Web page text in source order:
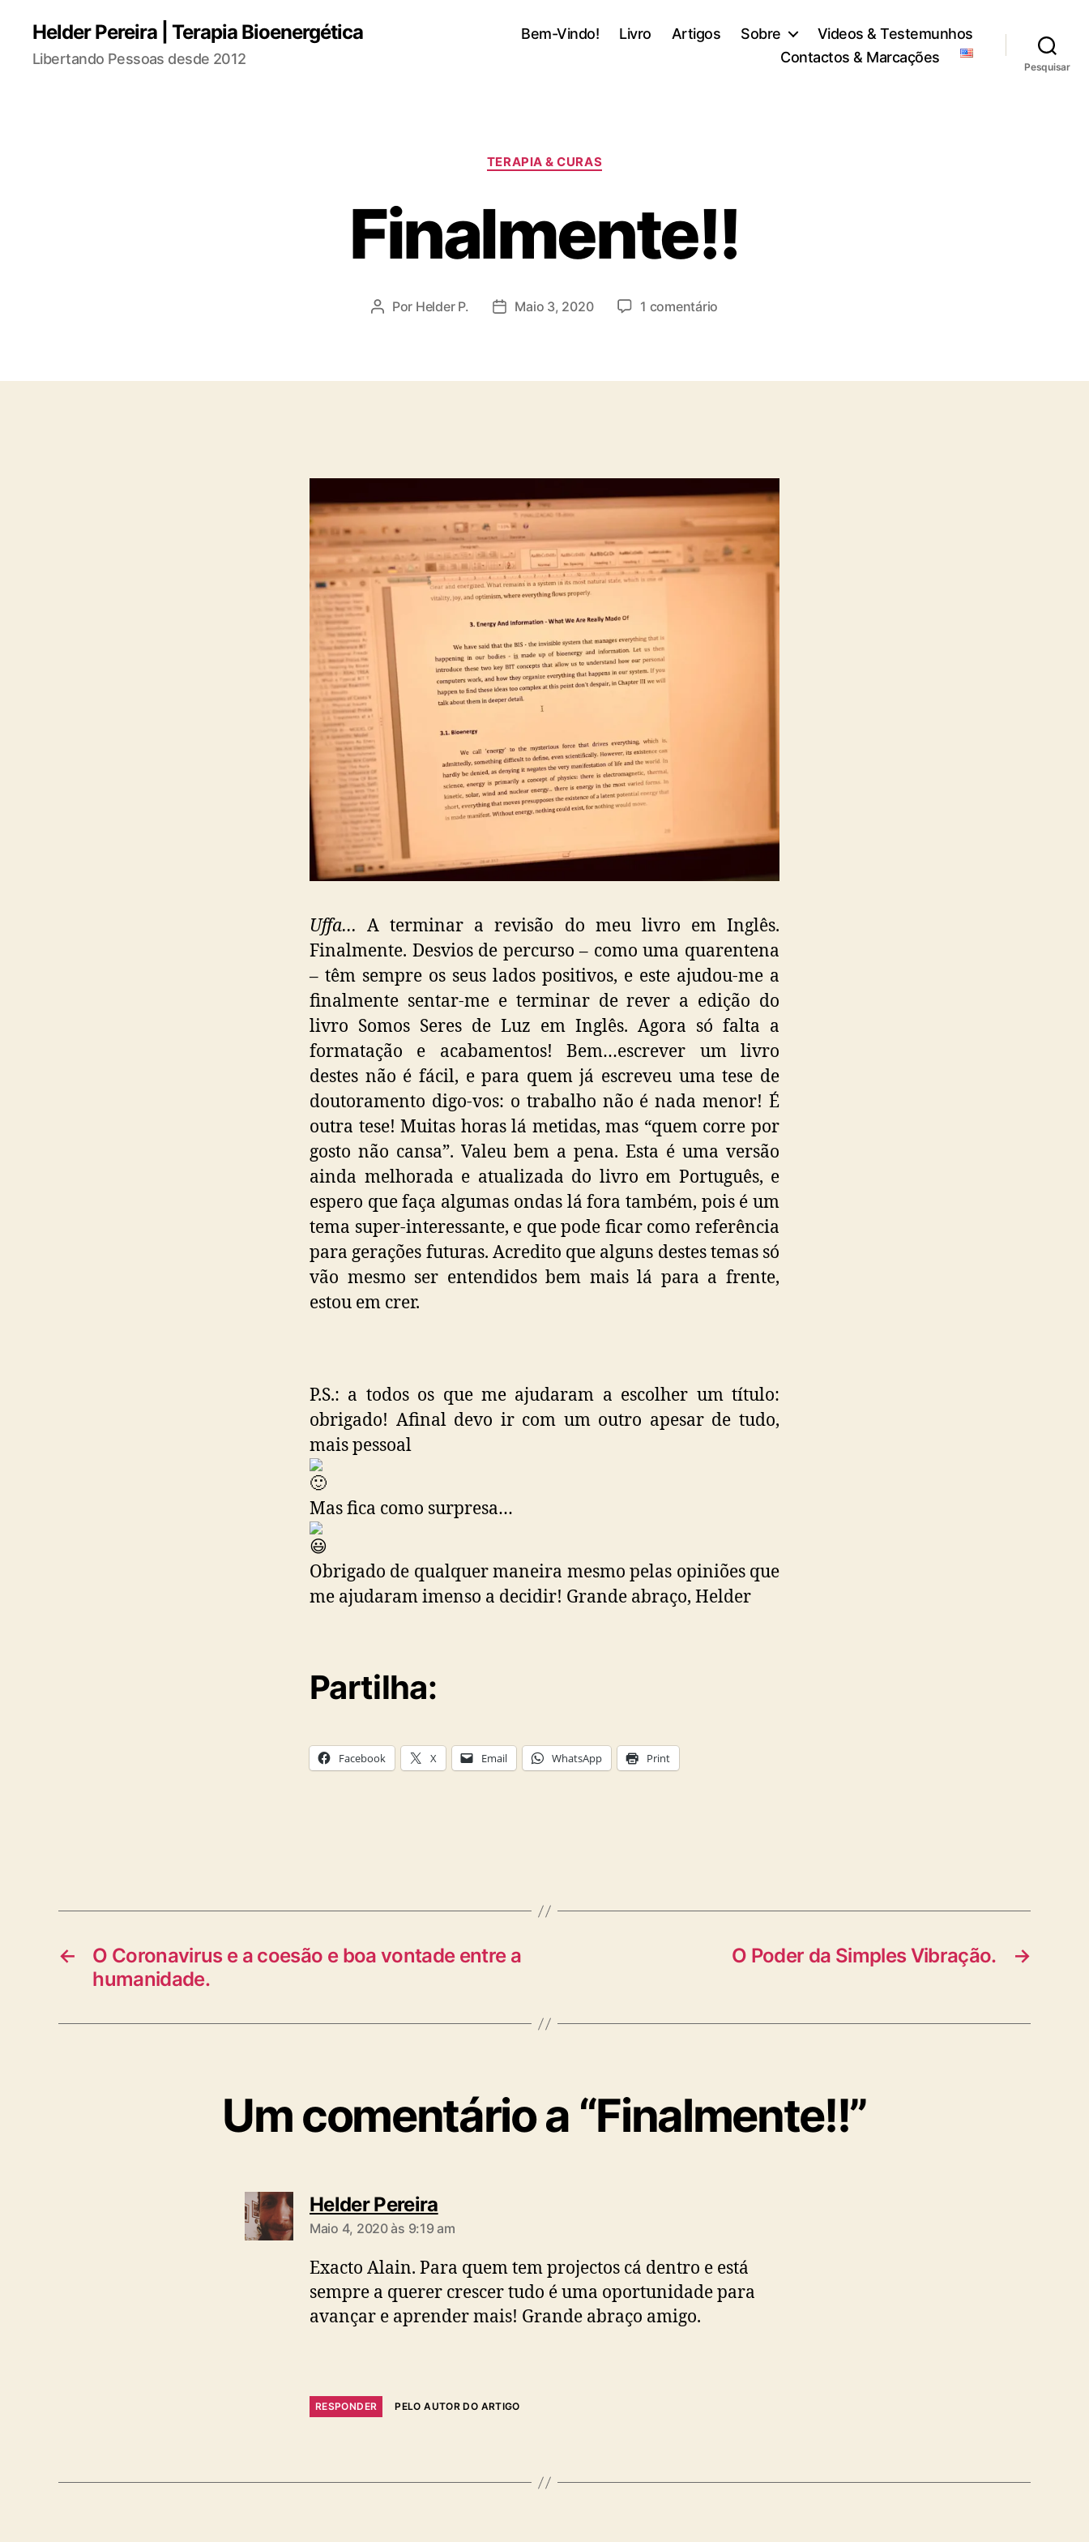
Helder Pereira | Terapia Bioenergética
Libertando Pessoas desde 2012
Bem-Vindo! Livro Artigos Sobre
Videos & Testemunhos
Contactos & Marcações
Pesquisar
Categorias
TERAPIA & CURAS
Finalmente!!
Autor
Por Helder P.
DataMaio 3, 2020 1 comentário
Uffa…A terminar a revisão do meu livro em Inglês.
Finalmente. Desvios de percurso – como uma quarentena
– têm sempre os seus lados positivos, e este ajudou-me a
finalmente sentar-me e terminar de rever a edição do
livro Somos Seres de Luz em Inglês. Agora só falta a
formatação e acabamentos! Bem…escrever um livro
destes não é fácil, e para quem já escreveu uma tese de
doutoramento digo-vos: o trabalho não é nada menor! É
outra tese! Muitas horas lá metidas, mas “quem corre por
gosto não cansa”. Valeu bem a pena. Esta é uma versão
ainda melhorada e atualizada do livro em Português, e
espero que faça algumas ondas lá fora também, pois é um
tema super-interessante, e que pode ficar como referência
para gerações futuras. Acredito que alguns destes temas só
vão mesmo ser entendidos bem mais lá para a frente,
estou em crer.
P.S.: a todos os que me ajudaram a escolher um título:
obrigado! Afinal devo ir com um outro apesar de tudo,
mais pessoal
Mas fica como surpresa…
Obrigado de qualquer maneira mesmo pelas opiniões que
me ajudaram imenso a decidir! Grande abraço, Helder
Partilha:
Facebook X Email WhatsApp Print
←
O Coronavirus e a coesão e boa vontade entre a
humanidade.
→
O Poder da Simples Vibração.
Um comentário a “Finalmente!!”
Helder Pereiradiz:
Maio 4, 2020 às 9:19 am
Exacto Alain. Para quem tem projectos cá dentro e está
sempre a querer crescer tudo é uma oportunidade para
avançar e aprender mais! Grande abraço amigo.
RESPONDER PELO AUTOR DO ARTIGO